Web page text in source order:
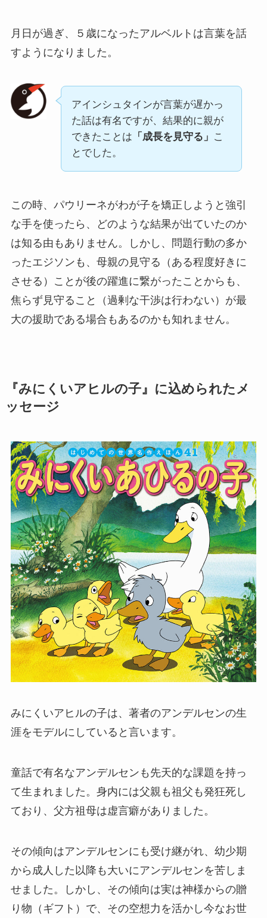
月日が過ぎ、５歳になったアルベルトは言葉を話
すようになりました。
アインシュタインが言葉が遅かっ
た話は有名ですが、結果的に親が
できたことは 「成長を見守る」 こ
とでした。
この時、パウリーネがわが子を矯正しようと強引
な手を使ったら、どのような結果が出ていたのか
は知る由もありません。しかし、問題行動の多か
ったエジソンも、母親の見守る（ある程度好きに
させる）ことが後の躍進に繋がったことからも、
焦らず見守ること（過剰な干渉は行わない）が最
大の援助である場合もあるのかも知れません。
『みにくいアヒルの子』に込められたメ
ッセージ
みにくいアヒルの子は、著者のアンデルセンの生
涯をモデルにしていると言います。
童話で有名なアンデルセンも先天的な課題を持っ
て生まれました。身内には父親も祖父も発狂死し
ており、父方祖母は虚言癖がありました。
その傾向はアンデルセンにも受け継がれ、幼少期
から成人した以降も大いにアンデルセンを苦しま
せました。しかし、その傾向は実は神様からの贈
り物（ギフト）で、その空想力を活かし今なお世